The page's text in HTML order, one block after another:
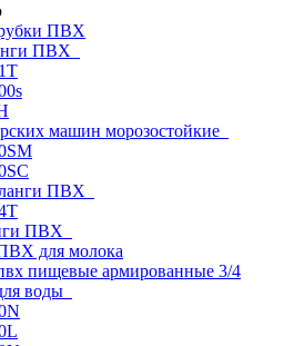
ПВХ
ПВХ
машин морозостойкие
ПВХ
ПВХ
для молока
пищевые армированные 3/4
воды